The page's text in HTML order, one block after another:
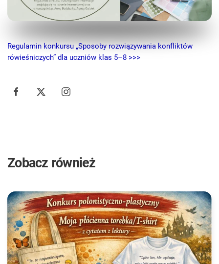
Regulamin konkursu „Sposoby rozwiązywania konfliktów
rówieśniczych” dla uczniów klas 5–8 >>>
Zobacz również